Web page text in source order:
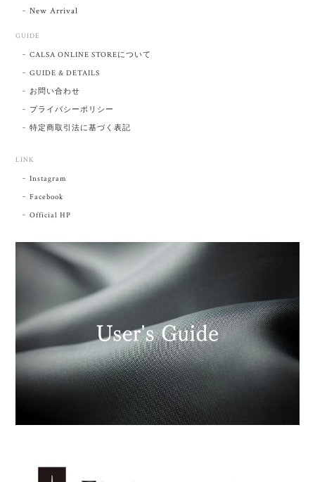
New Arrival
GUIDE
CALSA ONLINE STOREについて
GUIDE & DETAILS
お問い合わせ
プライバシーポリシー
特定商取引法に基づく表記
LINK
Instagram
Facebook
Official HP